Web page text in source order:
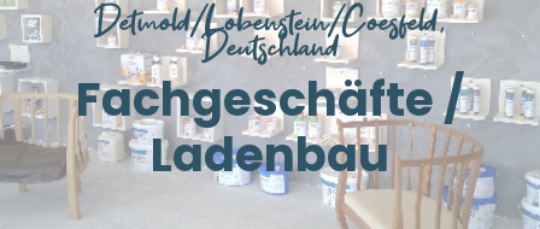
Detmold/Lobenstein/Coesfeld,
Deutschland
Fachgeschäfte /
Ladenbau